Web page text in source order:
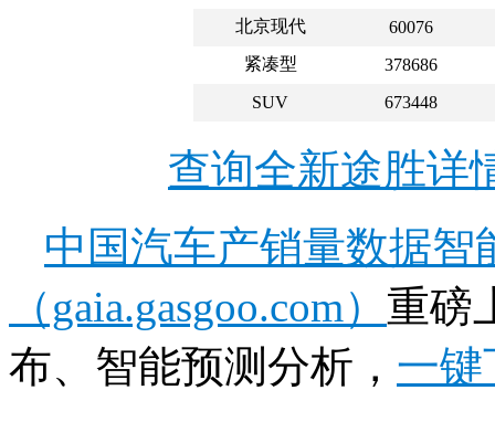
北京现代
60076
紧凑型
378686
SUV
673448
查询全新途胜详
中国汽车产销量数据
（gaia.gasgoo.com） 重磅
布、智能预测分析， 一键